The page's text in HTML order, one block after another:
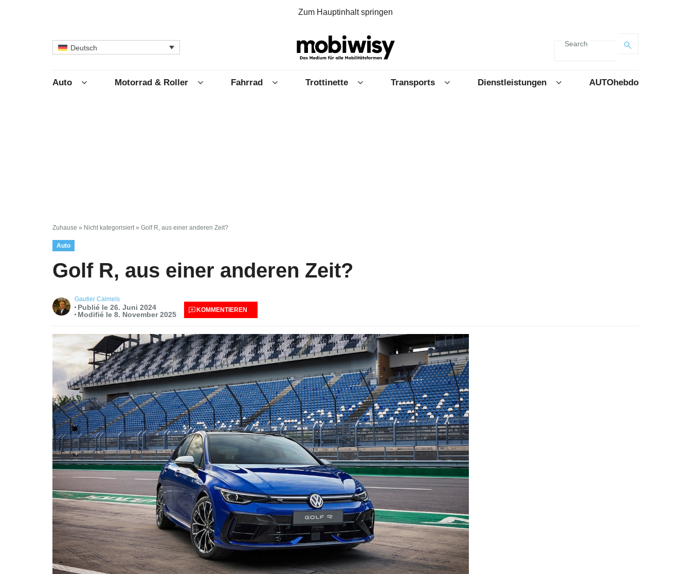
Zum Hauptinhalt springen
Deutsch Search
Auto Motorrad & Roller Fahrrad Trottinette Transports Dienstleistungen AUTOhebdo
Zuhause » Nicht kategorisiert » Golf R, aus einer anderen Zeit?
Auto
Golf R, aus einer anderen Zeit?
Gautier Calmels
Publié le 26. Juni 2024
Modifié le 8. November 2025
KOMMENTIEREN